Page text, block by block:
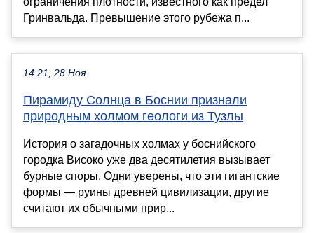
Гринвальда. Превышение этого рубежа п...
14:21, 28 Ноя
Пирамиду Солнца в Боснии признали
природным холмом геологи из Тузлы
История о загадочных холмах у боснийского
городка Високо уже два десятилетия вызывает
бурные споры. Одни уверены, что эти гигантские
формы — руины древней цивилизации, другие
считают их обычными прир...